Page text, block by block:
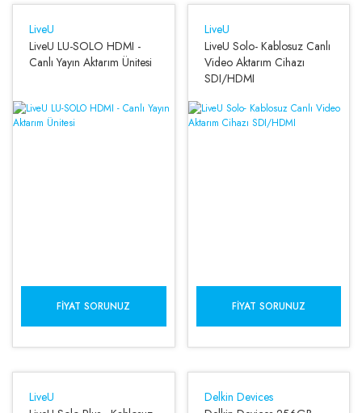
LiveU
LiveU LU-SOLO HDMI -
Canlı Yayın Aktarım Ünitesi
FIYAT SORUNUZ
LiveU
LiveU Solo- Kablosuz Canlı
Video Aktarım Cihazı
SDI/HDMI
FIYAT SORUNUZ
LiveU
Delkin Devices